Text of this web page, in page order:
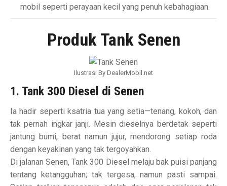
mobil seperti perayaan kecil yang penuh kebahagiaan.
Produk Tank Senen
Ilustrasi By DealerMobil.net
1. Tank 300 Diesel di Senen
Ia hadir seperti ksatria tua yang setia—tenang, kokoh, dan
tak pernah ingkar janji. Mesin dieselnya berdetak seperti
jantung bumi, berat namun jujur, mendorong setiap roda
dengan keyakinan yang tak tergoyahkan.
Di jalanan Senen, Tank 300 Diesel melaju bak puisi panjang
tentang ketangguhan; tak tergesa, namun pasti sampai.